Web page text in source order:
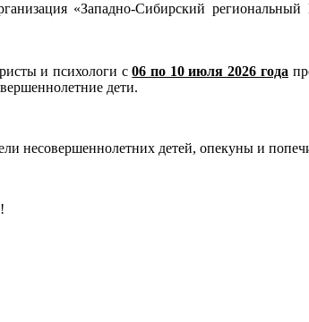
«Западно-Сибирский
и психологи с06 по 10 июля 2026 года
дети.
несовершеннолетних детей, опекуны и